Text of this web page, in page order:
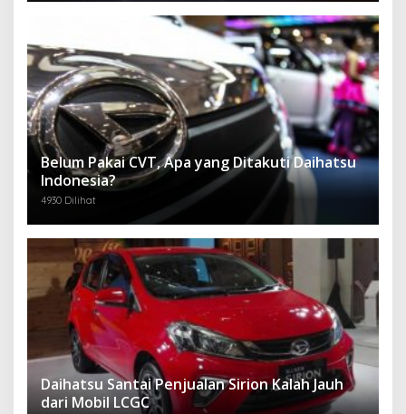
Belum Pakai CVT, Apa yang Ditakuti Daihatsu
Indonesia?
4930 Dilihat
Daihatsu Santai Penjualan Sirion Kalah Jauh
dari Mobil LCGC